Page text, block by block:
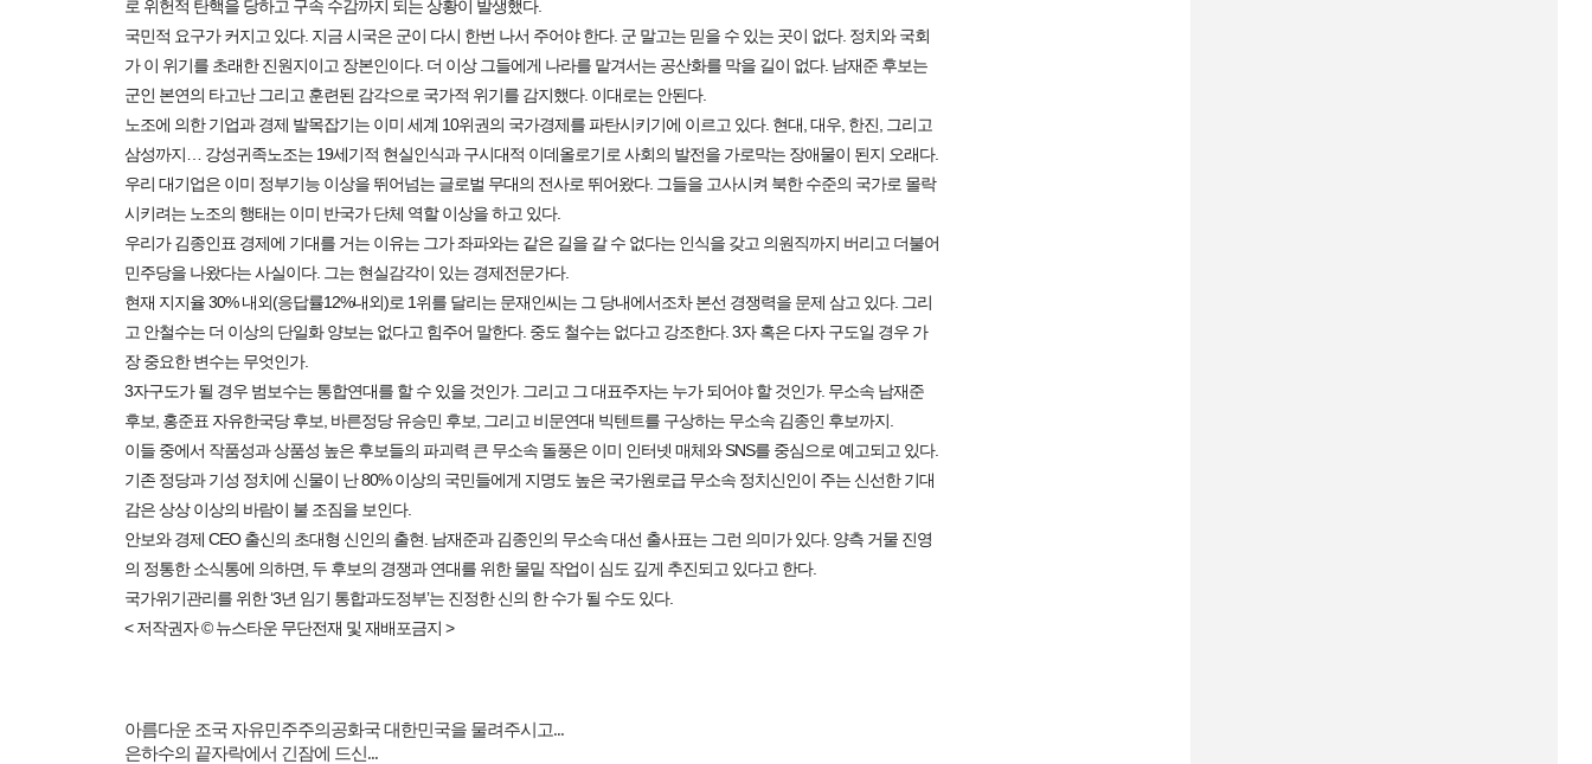
로 위헌적 탄핵을 당하고 구속 수감까지 되는 상황이 발생했다.
국민적 요구가 커지고 있다. 지금 시국은 군이 다시 한번 나서 주어야 한다. 군 말고는 믿을 수 있는 곳이 없다. 정치와 국회
가 이 위기를 초래한 진원지이고 장본인이다. 더 이상 그들에게 나라를 맡겨서는 공산화를 막을 길이 없다. 남재준 후보는
군인 본연의 타고난 그리고 훈련된 감각으로 국가적 위기를 감지했다. 이대로는 안된다.
노조에 의한 기업과 경제 발목잡기는 이미 세계 10위권의 국가경제를 파탄시키기에 이르고 있다. 현대, 대우, 한진, 그리고
삼성까지… 강성귀족노조는 19세기적 현실인식과 구시대적 이데올로기로 사회의 발전을 가로막는 장애물이 된지 오래다.
우리 대기업은 이미 정부기능 이상을 뛰어넘는 글로벌 무대의 전사로 뛰어왔다. 그들을 고사시켜 북한 수준의 국가로 몰락
시키려는 노조의 행태는 이미 반국가 단체 역할 이상을 하고 있다.
우리가 김종인표 경제에 기대를 거는 이유는 그가 좌파와는 같은 길을 갈 수 없다는 인식을 갖고 의원직까지 버리고 더불어
민주당을 나왔다는 사실이다. 그는 현실감각이 있는 경제전문가다.
현재 지지율 30% 내외(응답률12%내외)로 1위를 달리는 문재인씨는 그 당내에서조차 본선 경쟁력을 문제 삼고 있다. 그리
고 안철수는 더 이상의 단일화 양보는 없다고 힘주어 말한다. 중도 철수는 없다고 강조한다. 3자 혹은 다자 구도일 경우 가
장 중요한 변수는 무엇인가.
3자구도가 될 경우 범보수는 통합연대를 할 수 있을 것인가. 그리고 그 대표주자는 누가 되어야 할 것인가. 무소속 남재준
후보, 홍준표 자유한국당 후보, 바른정당 유승민 후보, 그리고 비문연대 빅텐트를 구상하는 무소속 김종인 후보까지.
이들 중에서 작품성과 상품성 높은 후보들의 파괴력 큰 무소속 돌풍은 이미 인터넷 매체와 SNS를 중심으로 예고되고 있다.
기존 정당과 기성 정치에 신물이 난 80% 이상의 국민들에게 지명도 높은 국가원로급 무소속 정치신인이 주는 신선한 기대
감은 상상 이상의 바람이 불 조짐을 보인다.
안보와 경제 CEO 출신의 초대형 신인의 출현. 남재준과 김종인의 무소속 대선 출사표는 그런 의미가 있다. 양측 거물 진영
의 정통한 소식통에 의하면, 두 후보의 경쟁과 연대를 위한 물밑 작업이 심도 깊게 추진되고 있다고 한다.
국가위기관리를 위한 ‘3년 임기 통합과도정부’는 진정한 신의 한 수가 될 수도 있다.
< 저작권자 © 뉴스타운 무단전재 및 재배포금지 >
아름다운 조국 자유민주주의공화국 대한민국을 물려주시고...
은하수의 끝자락에서 긴잠에 드신 ...